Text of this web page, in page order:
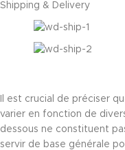
Shipping & Delivery
Il est crucial de préciser
varier en fonction de
dessous ne constituent
servir de base générale